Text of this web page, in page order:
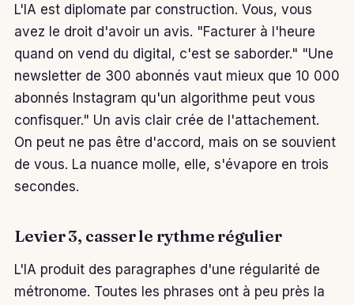
L'IA est diplomate par construction. Vous, vous
avez le droit d'avoir un avis. "Facturer à l'heure
quand on vend du digital, c'est se saborder." "Une
newsletter de 300 abonnés vaut mieux que 10 000
abonnés Instagram qu'un algorithme peut vous
confisquer." Un avis clair crée de l'attachement.
On peut ne pas être d'accord, mais on se souvient
de vous. La nuance molle, elle, s'évapore en trois
secondes.
Levier 3, casser le rythme régulier
L'IA produit des paragraphes d'une régularité de
métronome. Toutes les phrases ont à peu près la